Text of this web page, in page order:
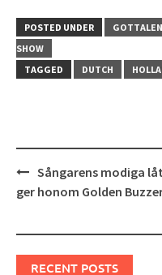
POSTED UNDER
SHOW
TAGGED
DUTCH
Post
navigation
Sångarens modiga
ger honom Golden
RECENT POSTS